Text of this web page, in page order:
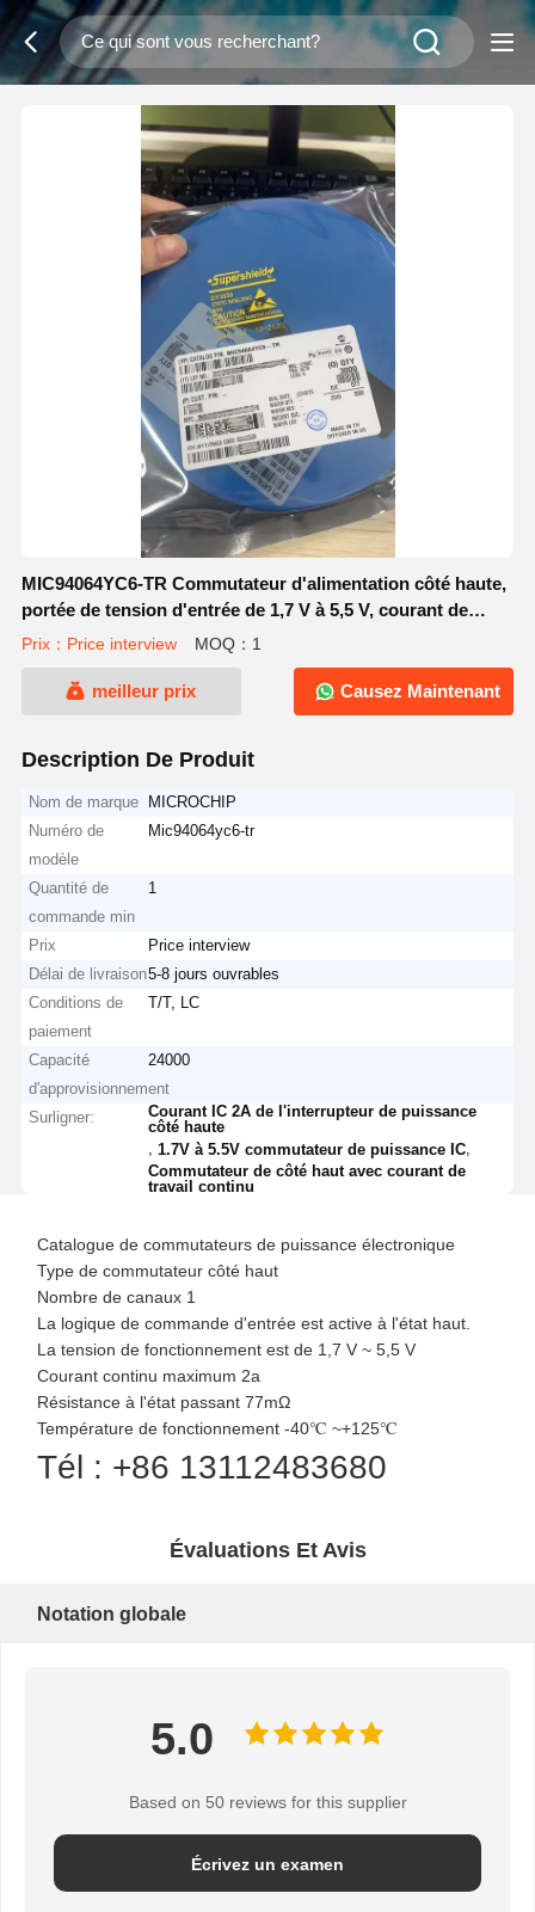
MIC94064YC6-TR Commutateur d'alimentation côté haute,
portée de tension d'entrée de 1,7 V à 5,5 V, courant de
travail continu de 2 A.
Prix：Price interview MOQ：1
meilleur prix Causez Maintenant
Description De Produit
Nom de marque
MICROCHIP
Numéro de
modèle
Mic94064yc6-tr
Quantité de
commande min
1
Prix
Price interview
Délai de livraison5-8 jours ouvrables
Conditions de
paiement
T/T, LC
Capacité
d'approvisionnement
24000
Surligner:
Courant IC 2A de l'interrupteur de puissance
côté haute
,1.7V à 5.5V commutateur de puissance IC
Commutateur de côté haut avec courant de
travail continu
Catalogue de commutateurs de puissance électronique
Type de commutateur côté haut
Nombre de canaux 1
La logique de commande d'entrée est active à l'état haut.
La tension de fonctionnement est de 1,7 V ~ 5,5 V
Courant continu maximum 2a
Résistance à l'état passant 77mΩ
Température de fonctionnement -40℃ ~+125℃
Tél : +86 13112483680
Évaluations Et Avis
Notation globale
5.0
Based on 50 reviews for this supplier
Écrivez un examen